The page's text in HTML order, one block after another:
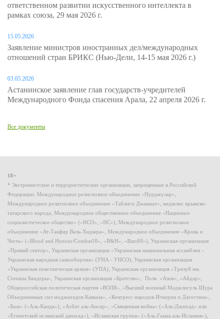
ответственном развитии искусственного интеллекта в
рамках союза, 29 мая 2026 г.
15.05.2026
Заявление министров иностранных дел/международных
отношений стран БРИКС (Нью-Дели, 14-15 мая 2026 г.)
03.05.2026
Астанинское заявление глав государств-учредителей
Международного Фонда спасения Арала, 22 апреля 2026 г.
Все документы
18+
* Экстремистские и террористические организации, запрещенные в Российской
Федерации: Международное религиозное объединение «Нурджулар»,
Международное религиозное объединение «Таблиги Джамаат», меджлис крымско-
татарского народа, Международное общественное объединение «Национал-
социалистическое общество» («НСО», «НС»), Международное религиозное
объединение «Ат-Такфир Валь-Хиджра», Международное объединение «Кровь и
Честь» («Blood and Honour/Combat18», «B&H», «BandH»), Украинская организация
«Правый сектор», Украинская организация «Украинская национальная ассамблея –
Украинская народная самооборона» (УНА - УНСО), Украинская организация
«Украинская повстанческая армия» (УПА), Украинская организация «Тризуб им.
Степана Бандеры», Украинская организация «Братство», Полк «Азов», «Айдар»,
Общероссийская политическая партия «ВОЛЯ», «Высший военный Маджлисуль Шура
Объединенных сил моджахедов Кавказа», «Конгресс народов Ичкерии и Дагестана»,
«База» («Аль-Каида»), «Асбат аль-Ансар», «Священная война» («Аль-Джихад» или
«Египетский исламский джихад»), «Исламская группа» («Аль-Гамаа аль-Исламия»),